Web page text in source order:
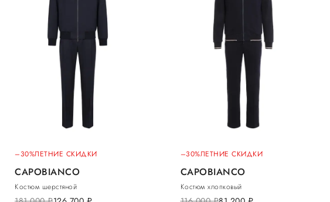
–30%ЛЕТНИЕ СКИДКИ
CAPOBIANCO
Костюм шерстяной
–30%ЛЕТНИЕ СКИДКИ
CAPOBIANCO
Костюм хлопковый